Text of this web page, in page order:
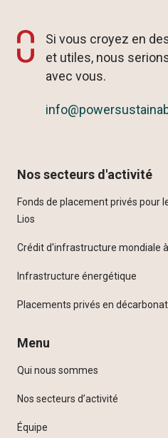
Si vous croyez en
et utiles, nous
avec vous.
Nos secteurs d'activité
Fonds de placement privés pour
Lios
Crédit d'infrastructure mondiale
Infrastructure énergétique
Placements privés en
Menu
Qui nous sommes
Nos secteurs d’activité
Équipe